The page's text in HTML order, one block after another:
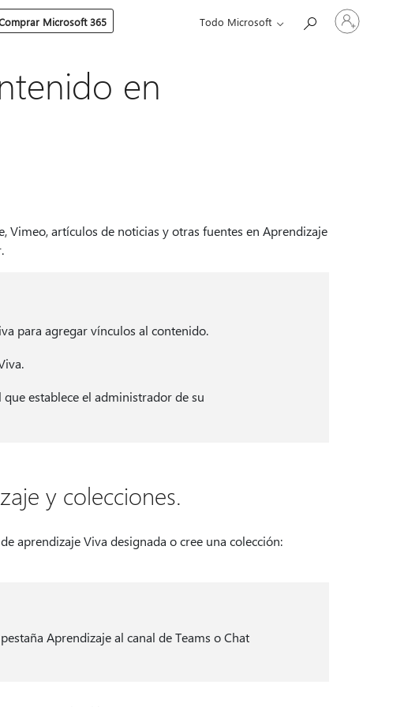
Microsoft 365 Todo Microsoft
Iniciar
sesión
en
Vimeo, artículos de noticias y otras fuentes en Aprendizaje
para agregar vínculos al contenido.
establece el administrador de su
y colecciones.
aprendizaje Viva designada o cree una colección:
Aprendizaje al canal de Teams o Chat